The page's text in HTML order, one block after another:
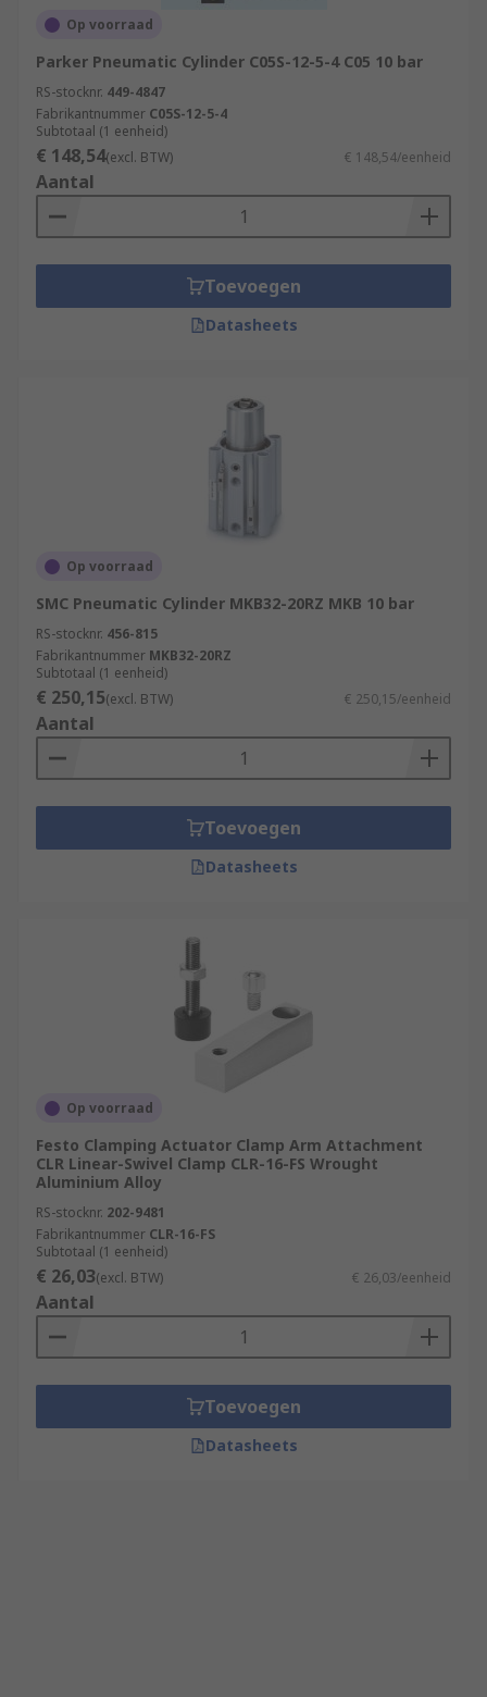
Op voorraad
Parker Pneumatic Cylinder C05S-12-5-4 C05 10 bar
RS-stocknr. 449-4847
Fabrikantnummer C05S-12-5-4
Subtotaal (1 eenheid)
€ 148,54(excl. BTW) € 148,54/eenheid
Aantal
Toevoegen
Datasheets
Op voorraad
SMC Pneumatic Cylinder MKB32-20RZ MKB 10 bar
RS-stocknr. 456-815
Fabrikantnummer MKB32-20RZ
Subtotaal (1 eenheid)
€ 250,15(excl. BTW) € 250,15/eenheid
Aantal
Toevoegen
Datasheets
Op voorraad
Festo Clamping Actuator Clamp Arm Attachment
CLR Linear-Swivel Clamp CLR-16-FS Wrought
Aluminium Alloy
RS-stocknr. 202-9481
Fabrikantnummer CLR-16-FS
Subtotaal (1 eenheid)
€ 26,03(excl. BTW) € 26,03/eenheid
Aantal
Toevoegen
Datasheets